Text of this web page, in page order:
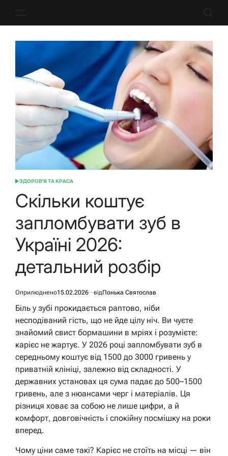
ОПУБЛІКУВАТИ
ЗДОРОВ'Я ТА КРАСА
Скільки коштує
запломбувати зуб в
Україні 2026:
детальний розбір
Оприлюднено15.02.2026 відПонька Святослав
Біль у зубі прокидається раптово, ніби
несподіваний гість, що не йде цілу ніч. Ви чуєте
знайомий свист бормашини в мріях і розумієте:
карієс не жартує. У 2026 році запломбувати зуб в
середньому коштує від 1500 до 3000 гривень у
приватній клініці, залежно від складності. У
державних установах ця сума падає до 500–1500
гривень, але з нюансами черг і матеріалів. Ця
різниця ховає за собою не лише цифри, а й
комфорт, довговічність і спокійну посмішку на роки
вперед.
Чому ціни саме такі? Карієс не стоїть на місці — він